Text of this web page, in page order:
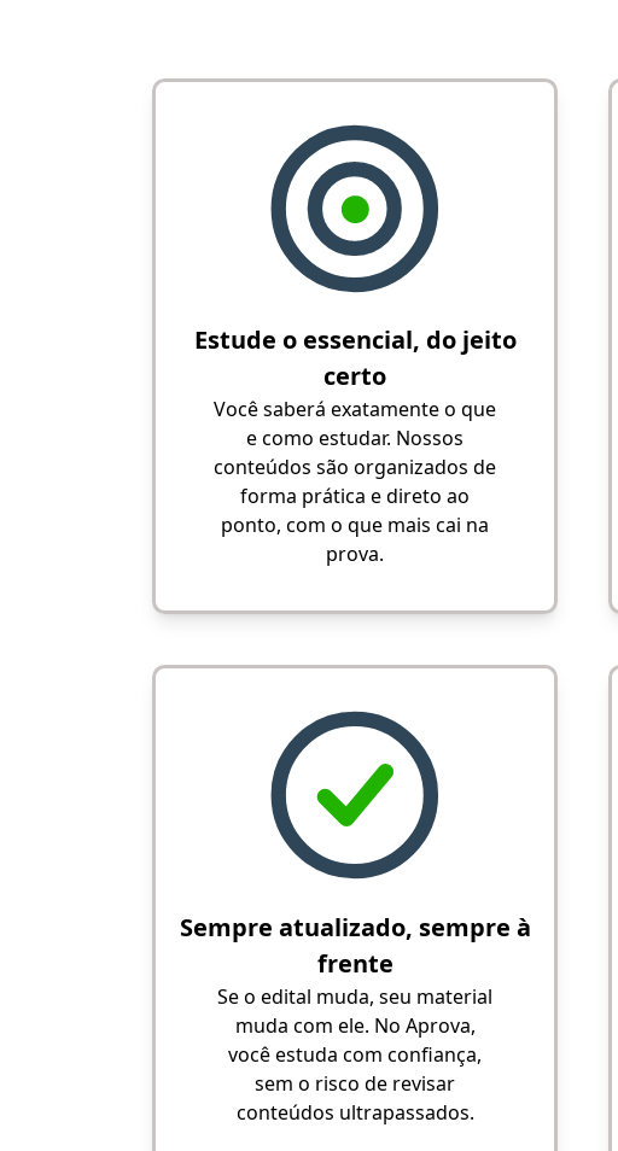
Estude o essencial, do jeito
certo
Você saberá exatamente o que
e como estudar. Nossos
conteúdos são organizados de
forma prática e direto ao
ponto, com o que mais cai na
prova.
Sempre atualizado, sempre à
frente
Se o edital muda, seu material
muda com ele. No Aprova,
você estuda com confiança,
sem o risco de revisar
conteúdos ultrapassados.